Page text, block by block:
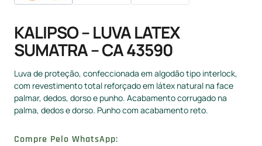
KALIPSO – LUVA LATEX
SUMATRA – CA 43590
Luva de proteção, confeccionada em algodão tipo interlock,
com revestimento total reforçado em látex natural na face
palmar, dedos, dorso e punho. Acabamento corrugado na
palma, dedos e dorso. Punho com acabamento reto.
Compre Pelo WhatsApp: